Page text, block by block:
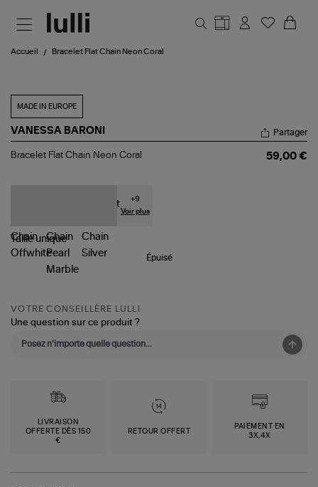
Accueil Bracelet Flat Chain Neon Coral
MADE IN EUROPE
VANESSA BARONI
Bracelet
Partager
Bracelet Flat Chain Neon Coral 59,00 €
+9
Voir plus
Tailleunique
Épuisé
VOTRE CONSEILLÈRE LULLI
Une question sur ce produit ?
LIVRAISON
OFFERTE DÈS 150
€
RETOUR OFFERT
PAIEMENT EN
3X,4X